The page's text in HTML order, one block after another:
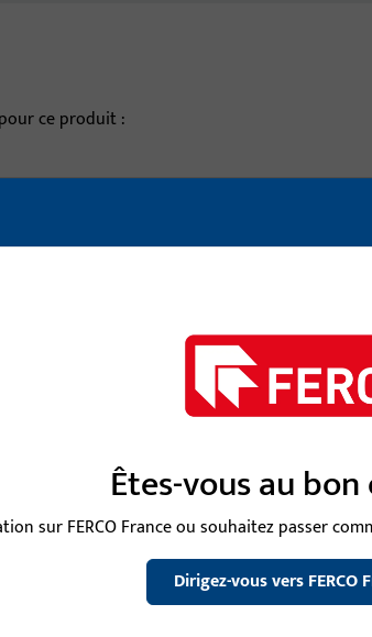
ce produit :
DIVISE 9 MM LI25/LA50
DIVISE 9 MM LI25/LA55
DIVISE 9 MM LI25/LA60
Êtes-vous au
sur FERCO France ou souhaitez passer
Dirigez-vous vers FERCO